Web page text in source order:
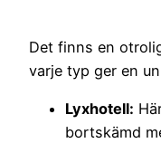
Det finns en
varje typ ger en
Lyxhotell:
bortskämd